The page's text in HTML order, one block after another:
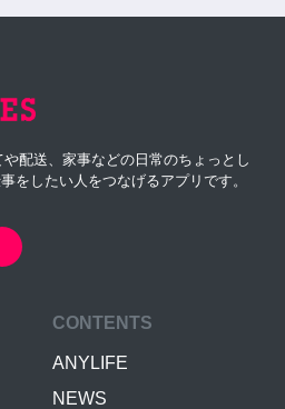
配送、家事などの日常のちょっとし
をしたい人をつなげるアプリです。
CONTENTS
ANYLIFE
NEWS